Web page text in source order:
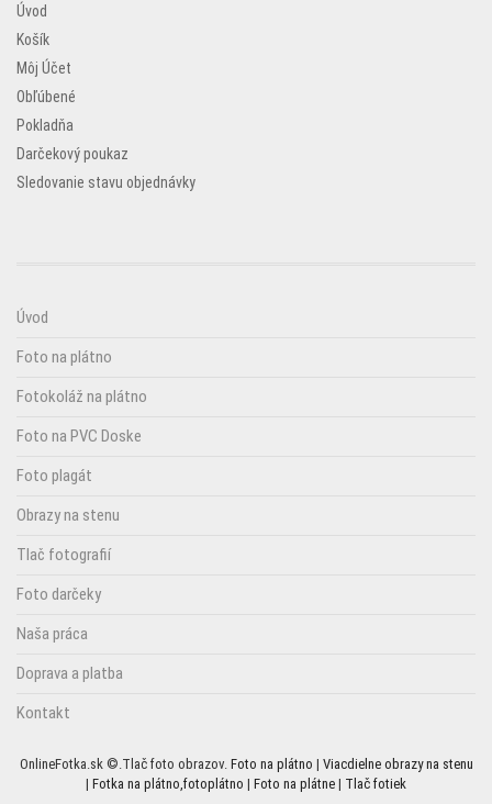
Úvod
Košík
Môj Účet
Obľúbené
Pokladňa
Darčekový poukaz
Sledovanie stavu objednávky
Úvod
Foto na plátno
Fotokoláž na plátno
Foto na PVC Doske
Foto plagát
Obrazy na stenu
Tlač fotografií
Foto darčeky
Naša práca
Doprava a platba
Kontakt
OnlineFotka.sk ©.Tlač foto obrazov. Foto na plátno | Viacdielne obrazy na stenu
| Fotka na plátno,fotoplátno | Foto na plátne | Tlač fotiek